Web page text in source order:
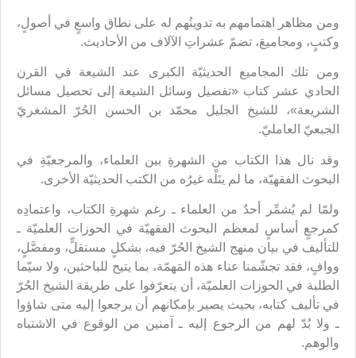
ومن مظاهر اهتمامهم به تدوينُهم له على نطاق واسعٍ في أصولٍ،
وكتبٍ، ومجاميعَ، تضمّ عشراتِ الآلاف من الأحاديث.
ومن تلك المجاميع الحديثيّة الكبرى عند الشيعة في القرن
الحادي عشر كتاب «تفصيل وسائل الشيعة إلى تحصيل مسائل
الشريعة»، للشيخ الجليل محمّد بن الحسن الحُرّ المشغريّ
الجبعيّ العامليّ.
وقد نال هذا الكتاب من الشهرةِ بين العلماء، والمرجعيّةِ في
البحوث الفقهيّة، ما لم ينَلْه غيرُه من الكتب الحديثيّة الأخرى.
ولمّا لم يُشمِّر أحدٌ من العلماء ـ رغم شهرةِ الكتاب، واعتمادِه
كمرجعٍ أساسٍ لمعظم البحوث الفقهيّة في الحوزات العلميّة ـ
للتأليف في بيان منهج الشيخ الحُرّ فيه، بشكلٍ مستقلٍّ، ومفصَّلٍ،
ووافٍ، فقد تجشّمنا عناء هذه المَهمّة، بما يتيح للباحثين، ولا سيّما
الطلبة في الحوزات العلميّة، أن يتعرّفوا على طريقة الشيخ الحُرّ
في تأليف كتابه، بحيث يصير بإمكانهم أن يرجعوا إليه متى شاؤوا
ـ ولا بُدّ لهم من الرجوع إليه ـ آمنين من الوقوع في الاشتباه
والوهم.